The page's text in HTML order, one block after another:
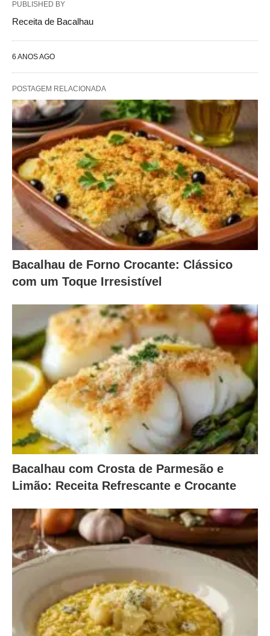
PUBLISHED BY
Receita de Bacalhau
6 ANOS AGO
POSTAGEM RELACIONADA
Bacalhau de Forno Crocante: Clássico
com um Toque Irresistível
Bacalhau com Crosta de Parmesão e
Limão: Receita Refrescante e Crocante